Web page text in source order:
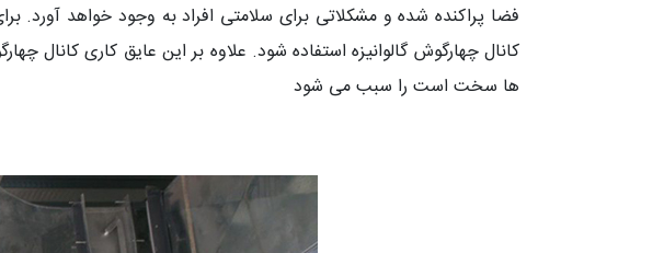
فضا پراکنده شده و مشکلاتی برای سلامتی افراد به وجود خواهد آورد.
کانال چهارگوش گالوانیزه استفاده شود. علاوه بر این عایق کاری
ها سخت است را سبب می شود